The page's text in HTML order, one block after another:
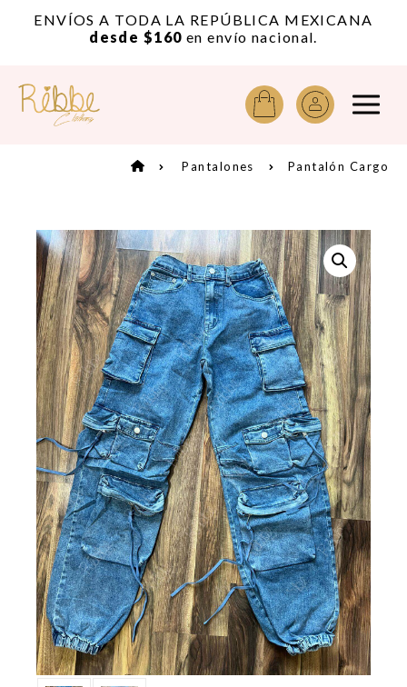
ENVÍOS A TODA LA REPÚBLICA MEXICANA
desde $160 en envío nacional.
Pantalones Pantalón Cargo